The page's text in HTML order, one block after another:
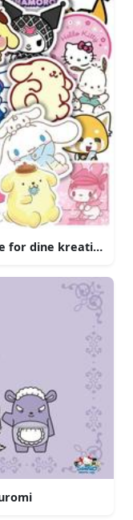
for dine kreative